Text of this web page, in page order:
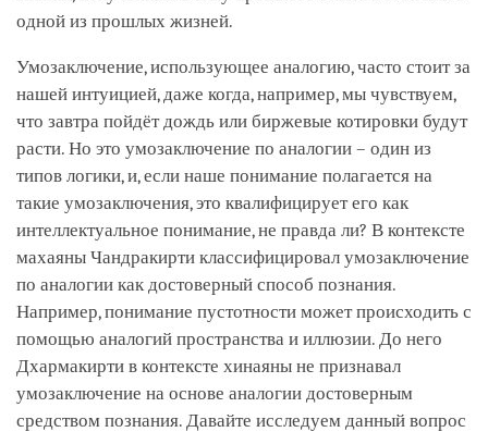
одной из прошлых жизней.
Умозаключение, использующее аналогию, часто стоит за
нашей интуицией, даже когда, например, мы чувствуем,
что завтра пойдёт дождь или биржевые котировки будут
расти. Но это умозаключение по аналогии – один из
типов логики, и, если наше понимание полагается на
такие умозаключения, это квалифицирует его как
интеллектуальное понимание, не правда ли? В контексте
махаяны Чандракирти классифицировал умозаключение
по аналогии как достоверный способ познания.
Например, понимание пустотности может происходить с
помощью аналогий пространства и иллюзии. До него
Дхармакирти в контексте хинаяны не признавал
умозаключение на основе аналогии достоверным
средством познания. Давайте исследуем данный вопрос